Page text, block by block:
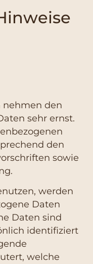
nehmen den
sehr ernst.
den
sowie
werden
Daten
Daten sind
identifiziert
welche